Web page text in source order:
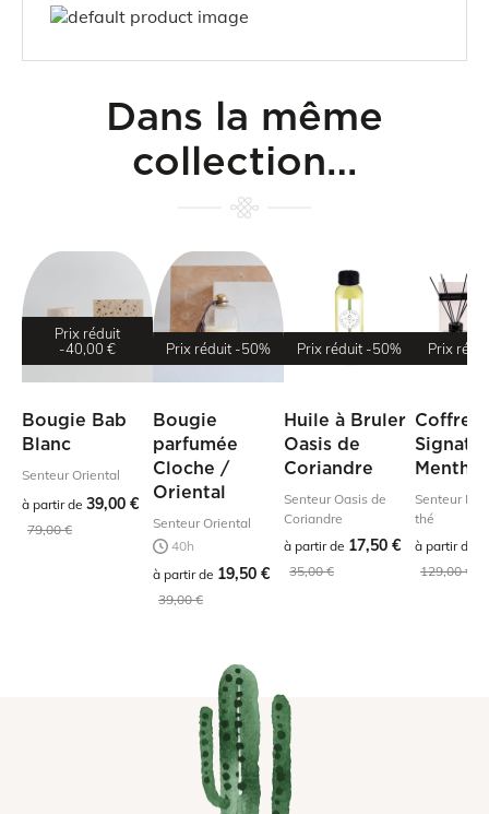
Dans la même
collection…
Prix réduit
-40,00 €
Bougie Bab
Blanc
Senteur Oriental
à partir de 39,00 €
79,00 €
Prix réduit -50%
Bougie
parfumée
Cloche /
Oriental
Senteur Oriental
40h
à partir de 19,50 €
39,00 €
Prix réduit -50%
Huile à Bruler
Oasis de
Coriandre
Senteur Oasis de
Coriandre
à partir de 17,50 €
35,00 €
Prix
Coffret
Menthe
Senteur
thé
à partir de
129,00 €